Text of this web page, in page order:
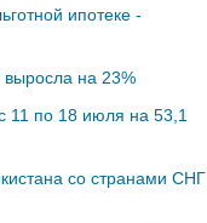
ипотеке -
выросла на 23%
11 по 18 июля на 53,1
со странами СНГ